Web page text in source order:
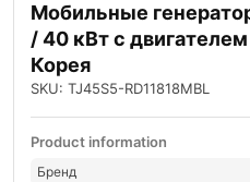
Мобильные
/ 40 кВт с
Корея
SKU: TJ45S5-RD11818MBL
Product information
Бренд